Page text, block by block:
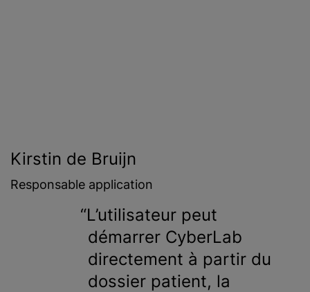
Kirstin de Bruijn
Responsable application
L’utilisateur peut
démarrer CyberLab
directement à partir du
dossier patient, la